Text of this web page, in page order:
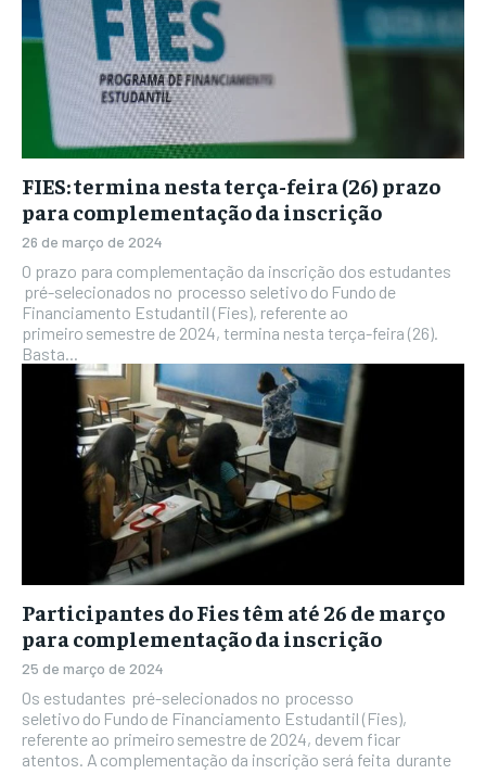
FIES: termina nesta terça-feira (26) prazo
para complementação da inscrição
26 de março de 2024
O prazo para complementação da inscrição dos estudantes
pré-selecionados no processo seletivo do Fundo de
Financiamento Estudantil (Fies), referente ao
primeiro semestre de 2024, termina nesta terça-feira (26).
Basta...
Participantes do Fies têm até 26 de março
para complementação da inscrição
25 de março de 2024
Os estudantes pré-selecionados no processo
seletivo do Fundo de Financiamento Estudantil (Fies),
referente ao primeiro semestre de 2024, devem ficar
atentos. A complementação da inscrição será feita durante